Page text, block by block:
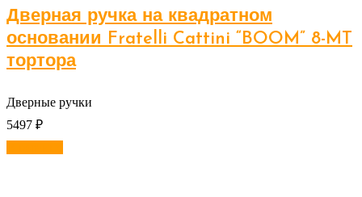
Дверная ручка на квадратном
основании Fratelli Cattini “BOOM” 8-MT
тортора
Дверные ручки
5497 ₽